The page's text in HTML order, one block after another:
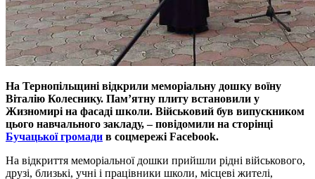
На Тернопільщині відкрили меморіальну дошку воїну
Віталію Колеснику. Пам’ятну плиту встановили у
Жизномирі на фасаді школи. Військовий був випускником
цього навчального закладу, – повідомили на сторінці
Бучацької громади в соцмережі Facebook.
На відкриття меморіальної дошки прийшли рідні військового,
друзі, близькі, учні і працівники школи, місцеві жителі,